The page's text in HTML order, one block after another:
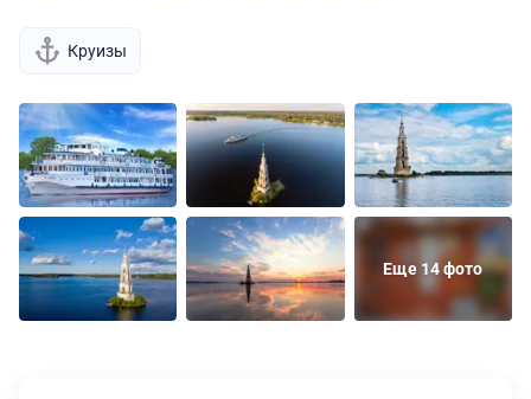
Круизы
Еще 14 фото